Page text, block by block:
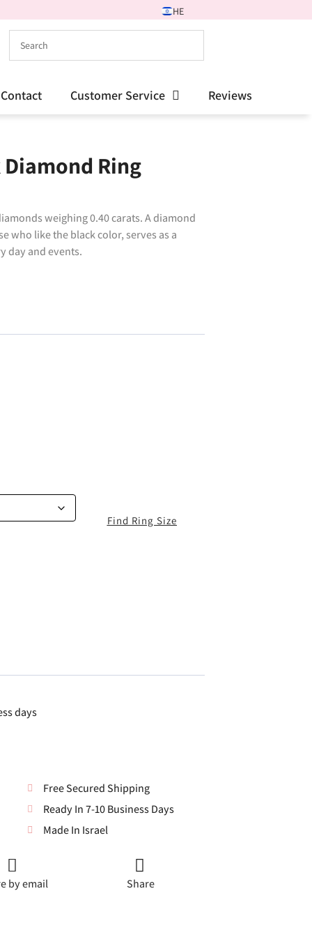
HE
Contact Customer Service Reviews
Ring
weighing 0.40 carats. A diamond
who like the black color, serves as a
day and events.
Find Ring Size
days
Free Secured Shipping
Ready In 7-10 Business Days
Made In Israel
by email Share